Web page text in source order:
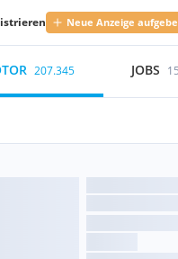
Neue Anzeige
207.345 JOBS